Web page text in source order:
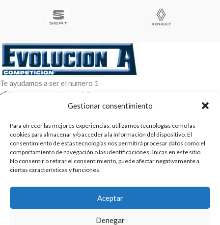
Gestionar consentimiento
Para ofrecer las mejores experiencias, utilizamos tecnologías como las
cookies para almacenar y/o acceder a la información del dispositivo. El
consentimiento de estas tecnologías nos permitirá procesar datos como el
comportamiento de navegación o las identificaciones únicas en este sitio.
No consentir o retirar el consentimiento, puede afectar negativamente a
ciertas características y funciones.
Aceptar
Denegar
Te ayudamos a ser el numero 1
C/ Arquimedes 61 nave 2. Fuenlabrada
WhatsApp +34 670604426
ENTRADAS RECIENTES
POLÍTICAS
2025 | Evolucion-A Competicion: Fabricación y distribución,
comercialización de repuestos para automóvil